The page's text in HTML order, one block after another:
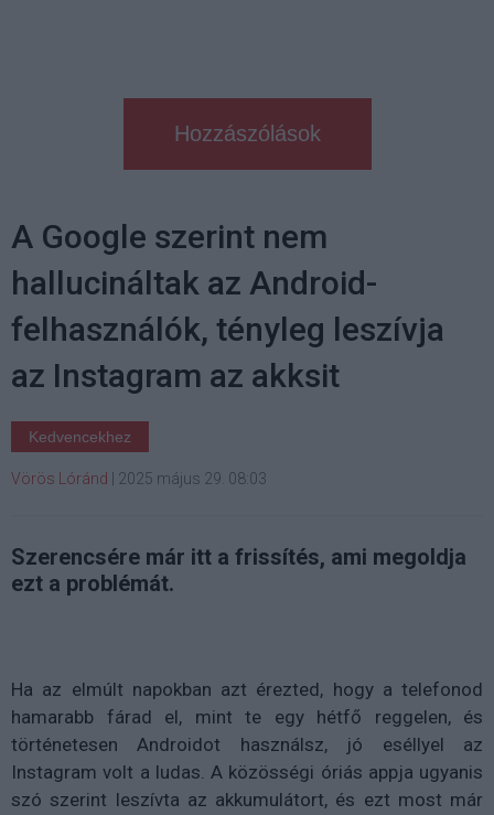
Hozzászólások
A Google szerint nem
hallucináltak az Android-
felhasználók, tényleg leszívja
az Instagram az akksit
Kedvencekhez
Vörös Lóránd 2025 május 29. 08:03
Szerencsére már itt a frissítés, ami megoldja
ezt a problémát.
Ha az elmúlt napokban azt érezted, hogy a telefonod
hamarabb fárad el, mint te egy hétfő reggelen, és
történetesen Androidot használsz, jó eséllyel az
Instagram volt a ludas. A közösségi óriás appja ugyanis
szó szerint leszívta az akkumulátort, és ezt most már